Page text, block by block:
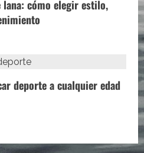
cómo elegir estilo,
deporte a cualquier edad